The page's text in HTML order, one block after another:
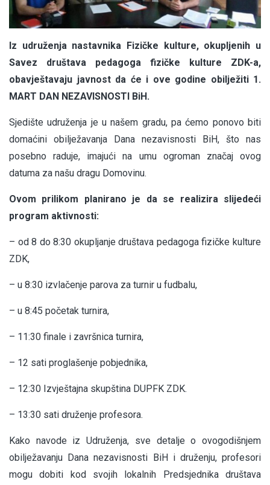
Iz udruženja nastavnika Fizičke kulture, okupljenih u
Savez društava pedagoga fizičke kulture ZDK-a,
obavještavaju javnost da će i ove godine obilježiti 1.
MART DAN NEZAVISNOSTI BiH.
Sjedište udruženja je u našem gradu, pa ćemo ponovo biti
domaćini obilježavanja Dana nezavisnosti BiH, što nas
posebno raduje, imajući na umu ogroman značaj ovog
datuma za našu dragu Domovinu.
Ovom prilikom planirano je da se realizira slijedeći
program aktivnosti:
– od 8 do 8:30 okupljanje društava pedagoga fizičke kulture
ZDK,
– u 8:30 izvlačenje parova za turnir u fudbalu,
– u 8:45 početak turnira,
– 11:30 finale i završnica turnira,
– 12 sati proglašenje pobjednika,
– 12:30 Izvještajna skupština DUPFK ZDK.
– 13:30 sati druženje profesora.
Kako navode iz Udruženja, sve detalje o ovogodišnjem
obilježavanju Dana nezavisnosti BiH i druženju, profesori
mogu dobiti kod svojih lokalnih Predsjednika društava